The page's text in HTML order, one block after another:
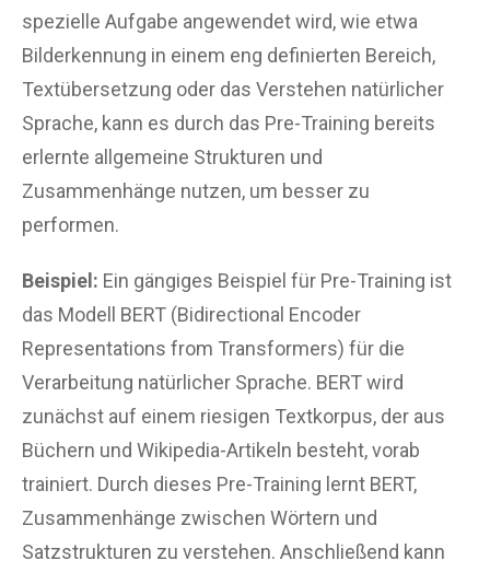
spezielle Aufgabe angewendet wird, wie etwa
Bilderkennung in einem eng definierten Bereich,
Textübersetzung oder das Verstehen natürlicher
Sprache, kann es durch das Pre-Training bereits
erlernte allgemeine Strukturen und
Zusammenhänge nutzen, um besser zu
performen.
Beispiel: Ein gängiges Beispiel für Pre-Training ist
das Modell BERT (Bidirectional Encoder
Representations from Transformers) für die
Verarbeitung natürlicher Sprache. BERT wird
zunächst auf einem riesigen Textkorpus, der aus
Büchern und Wikipedia-Artikeln besteht, vorab
trainiert. Durch dieses Pre-Training lernt BERT,
Zusammenhänge zwischen Wörtern und
Satzstrukturen zu verstehen. Anschließend kann